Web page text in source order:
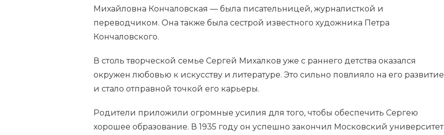
Михайловна Кончаловская — была писательницей, журналисткой и
переводчиком. Она также была сестрой известного художника Петра
Кончаловского.
В столь творческой семье Сергей Михалков уже с раннего детства оказался
окружен любовью к искусству и литературе. Это сильно повлияло на его развитие
и стало отправной точкой его карьеры.
Родители приложили огромные усилия для того, чтобы обеспечить Сергею
хорошее образование. В 1935 году он успешно закончил Московский университет